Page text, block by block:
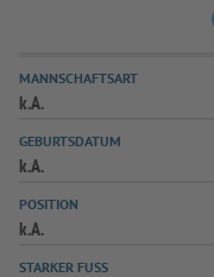
MANNSCHAFTSART
k.A.
GEBURTSDATUM
k.A.
POSITION
k.A.
STARKER FUSS